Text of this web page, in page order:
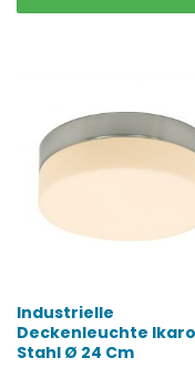
Industrielle
Deckenleuchte Ikaro
Stahl Ø 24 Cm